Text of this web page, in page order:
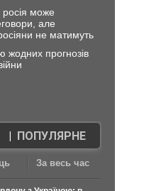
може
але
не матимуть
жодних прогнозів
| ПОПУЛЯРНЕ
За весь час